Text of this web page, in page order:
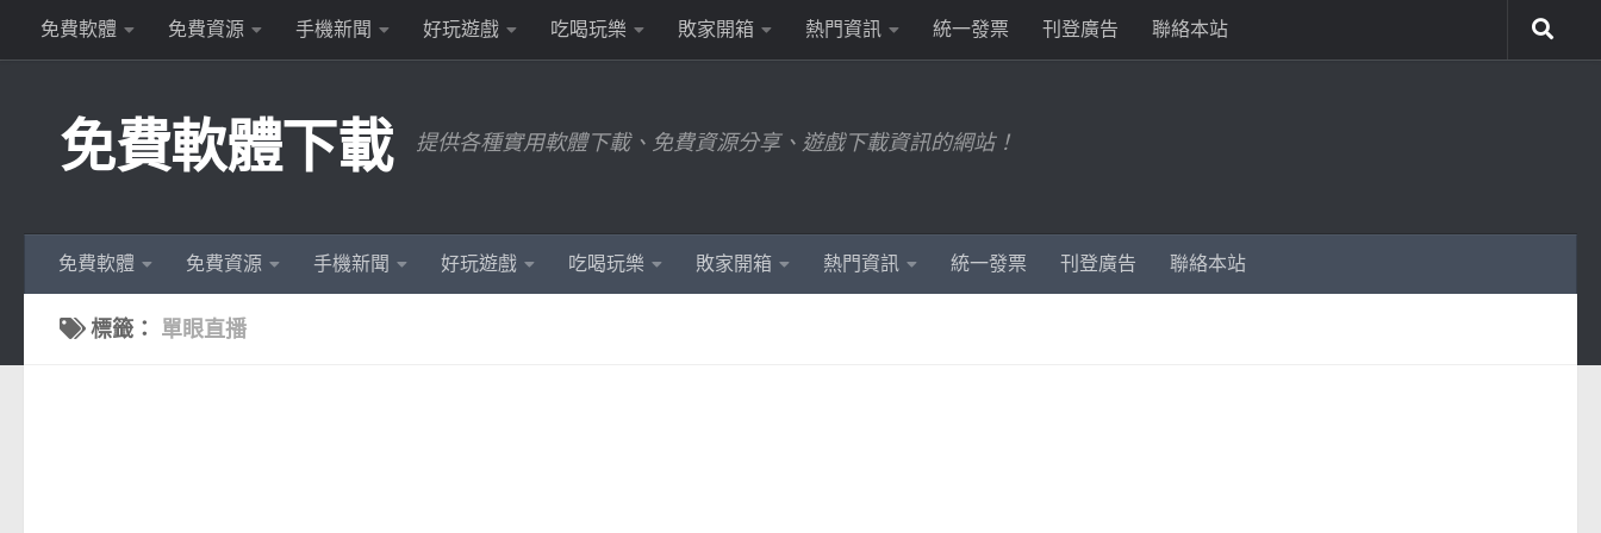
Skip to content
免費軟體 免費資源 手機新聞 好玩遊戲 吃喝玩樂 敗家開箱 熱門資訊 統一發票 刊登廣告 聯絡本站
免費軟體下載 提供各種實用軟體下載、免費資源分享、遊戲下載資訊的網站！
免費軟體 免費資源 手機新聞 好玩遊戲 吃喝玩樂 敗家開箱 熱門資訊 統一發票 刊登廣告 聯絡本站
標籤： 單眼直播